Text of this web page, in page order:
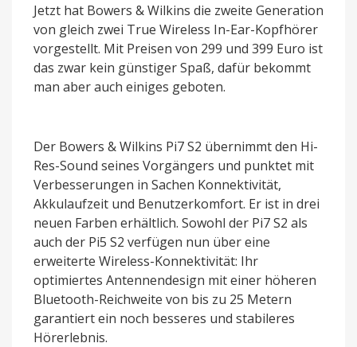
Jetzt hat Bowers & Wilkins die zweite Generation
von gleich zwei True Wireless In-Ear-Kopfhörer
vorgestellt. Mit Preisen von 299 und 399 Euro ist
das zwar kein günstiger Spaß, dafür bekommt
man aber auch einiges geboten.
Der Bowers & Wilkins Pi7 S2 übernimmt den Hi-
Res-Sound seines Vorgängers und punktet mit
Verbesserungen in Sachen Konnektivität,
Akkulaufzeit und Benutzerkomfort. Er ist in drei
neuen Farben erhältlich. Sowohl der Pi7 S2 als
auch der Pi5 S2 verfügen nun über eine
erweiterte Wireless-Konnektivität: Ihr
optimiertes Antennendesign mit einer höheren
Bluetooth-Reichweite von bis zu 25 Metern
garantiert ein noch besseres und stabileres
Hörerlebnis.